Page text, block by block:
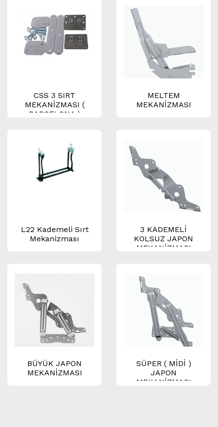
CSS 3 SIRT
MEKANİZMASI (
BARCELONA )
MELTEM
MEKANİZMASI
L22 Kademeli Sırt
Mekanizması
3 KADEMELİ
KOLSUZ JAPON
MEKANİZMASI
BÜYÜK JAPON
MEKANİZMASI
SÜPER ( MİDİ )
JAPON
MEKANİZMASI